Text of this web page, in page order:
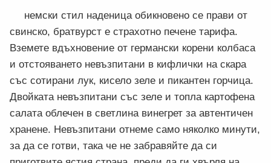
немски стил наденица обикновено се прави от
свинско, братвурст е страхотно печене тарифа.
Вземете вдъхновение от германски корени колбаса
и отстояването невъзпитани в кифлички на скара
със сотирани лук, кисело зеле и пикантен горчица.
Двойката невъзпитани със зеле и топла картофена
салата облечен в светлина винегрет за автентичен
хранене. Невъзпитани отнеме само няколко минути,
за да се готви, така че не забравяйте да си